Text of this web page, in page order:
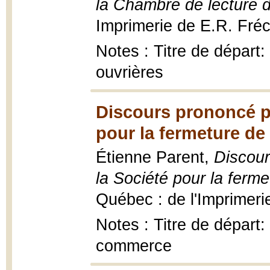
la Chambre de lecture
Imprimerie de E.R.
Notes : Titre de
ouvrières
Discours prononcé
pour la fermeture
Étienne Parent,
la Société pour la
Québec : de
Notes : Titre de
commerce